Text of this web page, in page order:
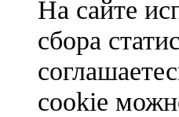
На сайте
сбора
cookie